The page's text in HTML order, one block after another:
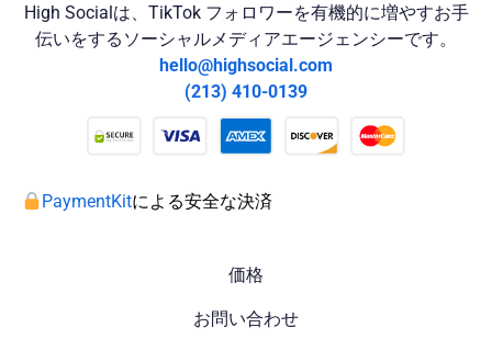
High Socialは、TikTok フォロワーを有機的に増やすお手
伝いをするソーシャルメディアエージェンシーです。
hello@highsocial.com
(213) 410-0139
PaymentKitによる安全な決済
価格
お問い合わせ